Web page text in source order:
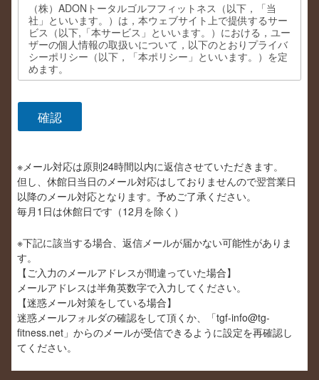
（株）ADONトータルゴルフフィットネス（以下，「当
社」といいます。）は，本ウェブサイト上で提供するサー
ビス（以下,「本サービス」といいます。）における，ユー
ザーの個人情報の取扱いについて，以下のとおりプライバ
シーポリシー（以下，「本ポリシー」といいます。）を定
めます。
「個人情報」とは，個人情報保護法にいう「個人情報」を
指すものとし，生存する個人に関する情報であって，当該
情報に含まれる氏名，生年月日，住所，電話番号，連絡先
第2条（個人情報の収集方法）
当社は，ユーザーが利用登録をする際に氏名，生年月日，
住所，メールアドレス，クレジットカード番号，などの個
人情報をお尋ねすることがあります。また，ユーザーと提
記録や決済に関する情報を,当社の提携先（情報提供元，広
告主，広告配信先などを含みます。以下，｢提携先｣といい
ます。）などから収集することがあります。
第3条（個人情報を収集・利用する目的）
当社が個人情報を収集・利用する目的は，以下のとおりで
す。
1.当社サービスの提供・運営のため
2.ユーザーからのお問い合わせに回答するため（本人確認
を行うことを含む）
ンペーン等及び当社が提供する他のサービスの案内のメー
確認
※メール対応は原則24時間以内に返信させていただきます。
但し、休館日当日のメール対応はしておりませんので翌営業日
以降のメール対応となります。予めご了承ください。
毎月1日は休館日です（12月を除く）
※下記に該当する場合、返信メールが届かない可能性がありま
す。
【ご入力のメールアドレスが間違っていた場合】
メールアドレスは半角英数字で入力してください。
【迷惑メール対策をしている場合】
迷惑メールフォルダの確認をして頂くか、「tgf-info@tg-
fitness.net」からのメールが受信できるように設定を再確認し
てください。